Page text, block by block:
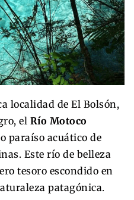
localidad de El Bolsón,
el Río Motoco
paraíso acuático de
Este río de belleza
tesoro escondido en
patagónica.